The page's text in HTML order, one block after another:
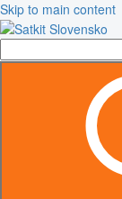
Skip to main content